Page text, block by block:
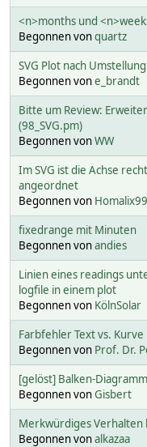
<n>months und
Begonnen vonquartz
SVG Plot nach
Begonnen vone_brandt
Bitte um Review:
(98_SVG.pm)
Begonnen vonWW
Im SVG ist die Achse
angeordnet
Begonnen von Homalix99
fixedrange mit Minuten
Begonnen vonandies
Linien eines readings
logfile in einem plot
Begonnen von KölnSolar
Farbfehler Text vs. Kurve
Begonnen von Prof. Dr.
[gelöst] Balken-
Begonnen vonGisbert
Merkwürdiges Verhalten
Begonnen vonalkazaa